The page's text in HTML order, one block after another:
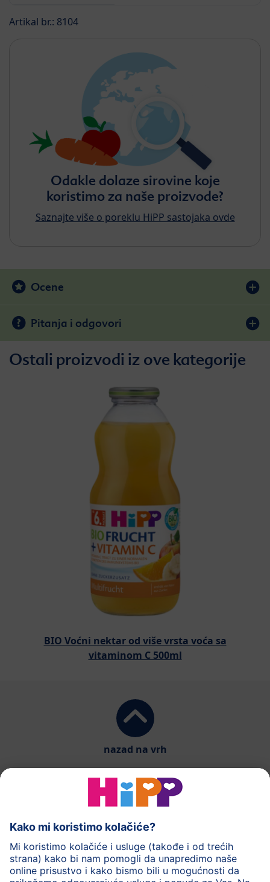
Artikal br.: 8104
Odakle dolaze sirovine koje
koristimo za naše proizvode?
Saznajte više o poreklu HiPP sastojaka ovde
Ocene
Pitanja i odgovori
Ostali proizvodi iz ove kategorije
BIO Voćni nektar od više vrsta voća sa
vitaminom C 500ml
nazad na vrh
HiPP mlečna hrana
HiPP hrana za bebe
HiPP Deca
HiPP nega HiPP trudnoća